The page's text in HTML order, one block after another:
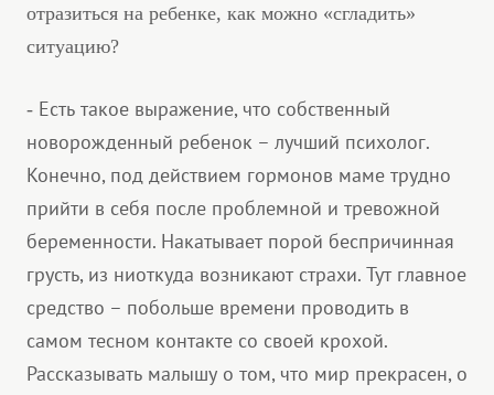
отразиться на ребенке, как можно «сгладить»
ситуацию?
- Есть такое выражение, что собственный
новорожденный ребенок – лучший психолог.
Конечно, под действием гормонов маме трудно
прийти в себя после проблемной и тревожной
беременности. Накатывает порой беспричинная
грусть, из ниоткуда возникают страхи. Тут главное
средство – побольше времени проводить в
самом тесном контакте со своей крохой.
Рассказывать малышу о том, что мир прекрасен, о